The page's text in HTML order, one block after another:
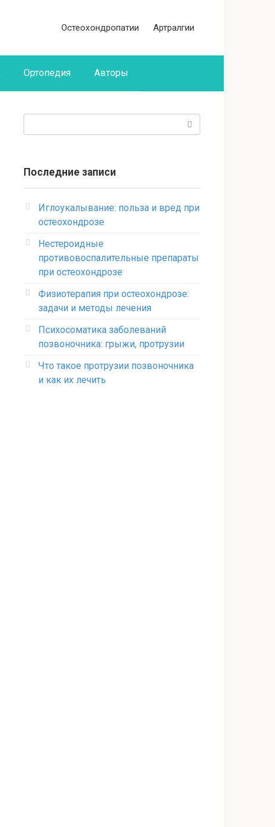
Остеохондропатии Артралгии
Ортопедия Авторы
Последние записи
Иглоукалывание: польза и вред при
остеохондрозе
Нестероидные
противовоспалительные препараты
при остеохондрозе
Физиотерапия при остеохондрозе:
задачи и методы лечения
Психосоматика заболеваний
позвоночника: грыжи, протрузии
Что такое протрузии позвоночника
и как их лечить